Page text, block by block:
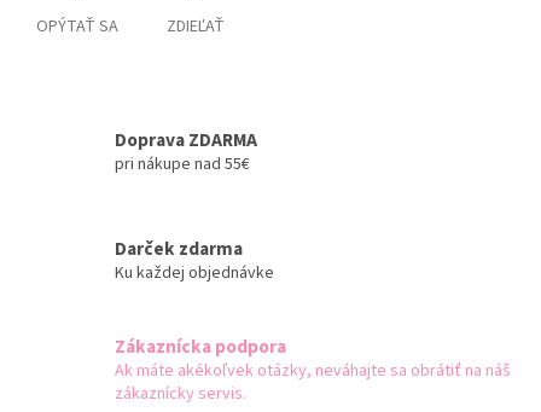
OPÝTAŤ SA ZDIEĽAŤ
Doprava ZDARMA
pri nákupe nad 55€
Darček zdarma
Ku každej objednávke
Zákaznícka podpora
Ak máte akékoľvek otázky, neváhajte sa obrátiť na náš
zákaznícky servis.